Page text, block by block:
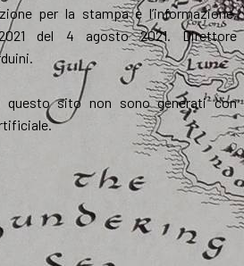
per la stampa e l’informazione,
del 4 agosto 2021. Direttore
sito non sono generati con